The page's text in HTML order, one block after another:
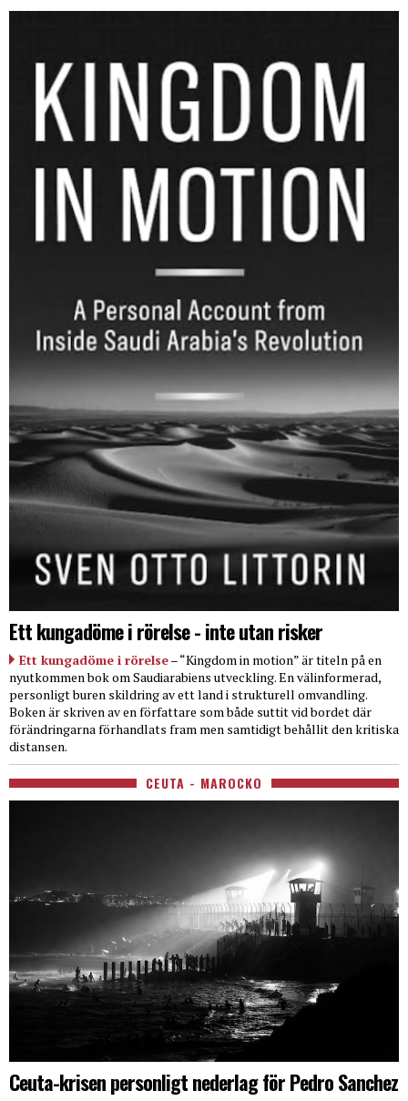
Ett kungadöme i rörelse - inte utan risker
Ett kungadöme i rörelse– “Kingdom in motion” är titeln på en
nyutkommen bok om Saudiarabiens utveckling. En välinformerad,
personligt buren skildring av ett land i strukturell omvandling.
Boken är skriven av en författare som både suttit vid bordet där
förändringarna förhandlats fram men samtidigt behållit den kritiska
distansen.
CEUTA - MAROCKO
Ceuta-krisen personligt nederlag för Pedro Sanchez